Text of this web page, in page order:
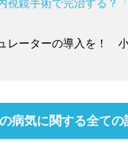
視鏡手術で完治する？
レーターの導入を！
病気に関する全て